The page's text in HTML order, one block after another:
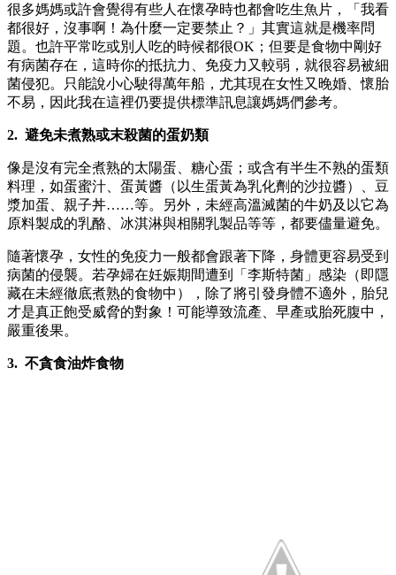
很多媽媽或許會覺得有些人在懷孕時也都會吃生魚片，「我看
都很好，沒事啊！為什麼一定要禁止？」其實這就是機率問
題。也許平常吃或別人吃的時候都很OK；但要是食物中剛好
有病菌存在，這時你的抵抗力、免疫力又較弱，就很容易被細
菌侵犯。只能說小心駛得萬年船，尤其現在女性又晚婚、懷胎
不易，因此我在這裡仍要提供標準訊息讓媽媽們參考。
2. 避免未煮熟或末殺菌的蛋奶類
像是沒有完全煮熟的太陽蛋、糖心蛋；或含有半生不熟的蛋類
料理，如蛋蜜汁、蛋黃醬（以生蛋黃為乳化劑的沙拉醬）、豆
漿加蛋、親子丼……等。另外，未經高溫滅菌的牛奶及以它為
原料製成的乳酪、冰淇淋與相關乳製品等等，都要儘量避免。
隨著懷孕，女性的免疫力一般都會跟著下降，身體更容易受到
病菌的侵襲。若孕婦在妊娠期間遭到「李斯特菌」感染（即隱
藏在未經徹底煮熟的食物中），除了將引發身體不適外，胎兒
才是真正飽受威脅的對象！可能導致流產、早產或胎死腹中，
嚴重後果。
3. 不貪食油炸食物